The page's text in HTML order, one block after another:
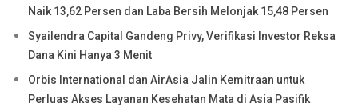
Naik 13,62 Persen dan Laba Bersih Melonjak 15,48 Persen
Syailendra Capital Gandeng Privy, Verifikasi Investor Reksa
Dana Kini Hanya 3 Menit
Orbis International dan AirAsia Jalin Kemitraan untuk
Perluas Akses Layanan Kesehatan Mata di Asia Pasifik